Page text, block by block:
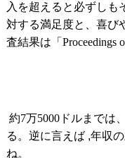
入を超えると必ずしも
対する満足度と、喜び
査結果は「 Proceedings
約7万5000 ドルまでは
る。逆に言えば ,年収
ね。